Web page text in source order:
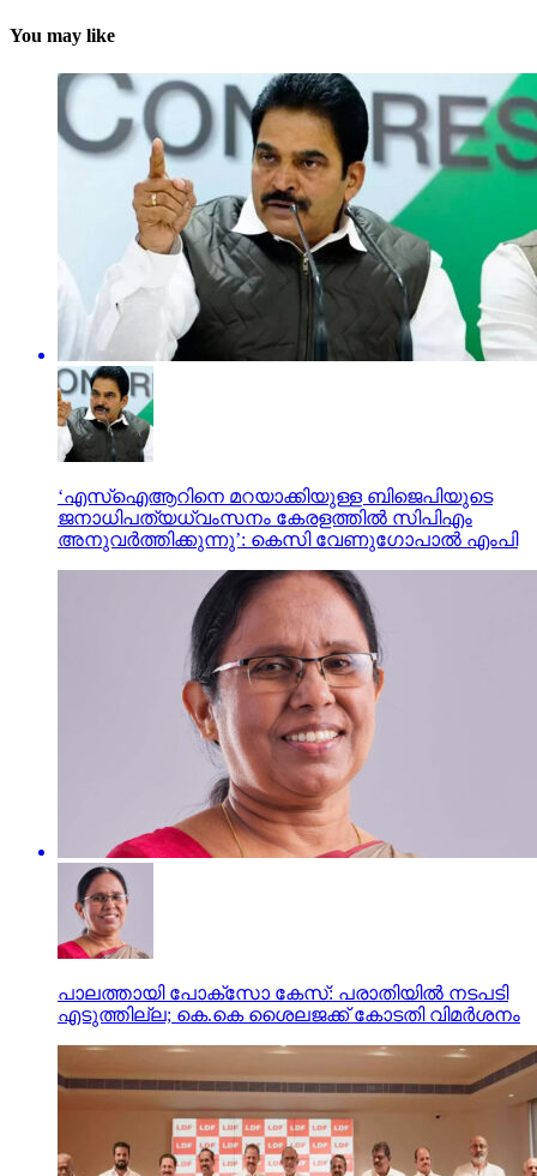
You may like
‘എസ്‌ഐആറിനെ മറയാക്കിയുള്ള ബിജെപിയുടെ
ജനാധിപത്യധ്വംസനം കേരളത്തില്‍ സിപിഎം
അനുവര്‍ത്തിക്കുന്നു’: കെസി വേണുഗോപാല്‍ എംപി
പാലത്തായി പോക്സോ കേസ്: പരാതിയില്‍ നടപടി
എടുത്തില്ല; കെ.കെ ശൈലജക്ക് കോടതി വിമര്‍ശനം